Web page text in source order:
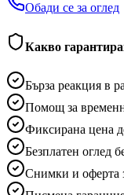
Обади се за оглед
Какво
Бърза реакция в
Помощ за
Фиксирана цена
Безплатен оглед
Снимки и оферта